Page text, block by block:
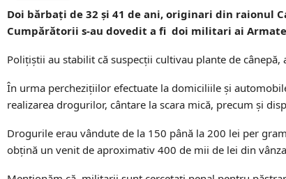
Doi bărbați de 32 și 41 de ani, originari din
Cumpărătorii s-au dovedit a fi doi militari ai
Polițiștii au stabilit că suspecții cultivau plante de
În urma perchezițiilor efectuate la domiciliile și
realizarea drogurilor, cântare la scara mică, precum și
Drogurile erau vândute de la 150 până la 200 lei per
obțină un venit de aproximativ 400 de mii de lei din